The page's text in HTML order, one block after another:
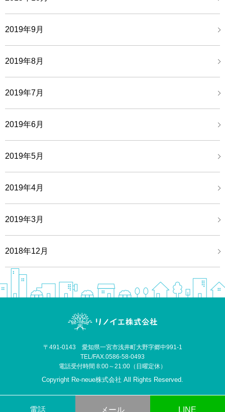
2019年9月
2019年8月
2019年7月
2019年6月
2019年5月
2019年4月
2019年3月
2018年12月
電話 メール LINE
〒491-0143 愛知県一宮市浅井町大野字郷中991-1
TEL/FAX.0586-58-0493
電話受付時間 8:00～21:00（日曜定休）
Copyright Re-neue株式会社 All Rights Reserved.